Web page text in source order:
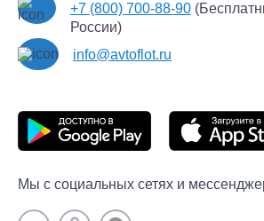
Политика конфиденциальности
+7 (800) 700-88-90
России)
info@avtoflot.ru
Мы с социальных сетях и